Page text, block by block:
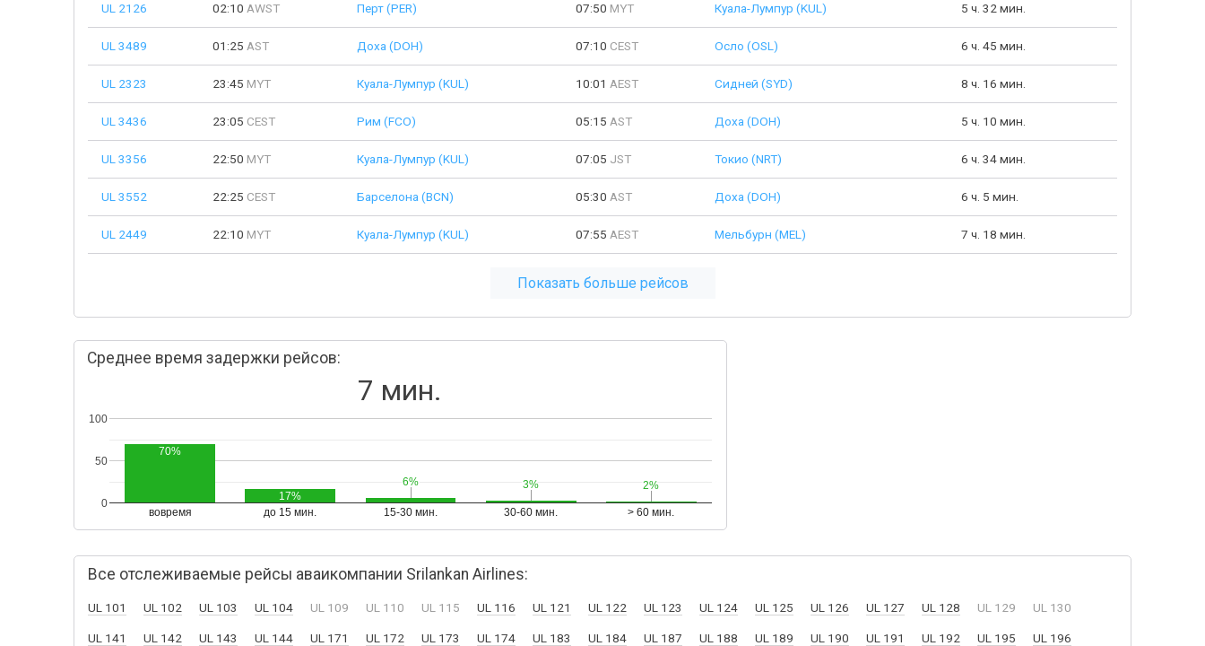
UL 2126 02:10 AWST Перт (PER) 07:50 MYT Куала-Лумпур (KUL) 5 ч. 32 мин.
UL 3489 01:25 AST Доха (DOH) 07:10 CEST Осло (OSL) 6 ч. 45 мин.
UL 2323 23:45 MYT Куала-Лумпур (KUL) 10:01 AEST Сидней (SYD) 8 ч. 16 мин.
UL 3436 23:05 CEST Рим (FCO) 05:15 AST Доха (DOH) 5 ч. 10 мин.
UL 3356 22:50 MYT Куала-Лумпур (KUL) 07:05 JST Токио (NRT) 6 ч. 34 мин.
UL 3552 22:25 CEST Барселона (BCN) 05:30 AST Доха (DOH) 6 ч. 5 мин.
UL 2449 22:10 MYT Куала-Лумпур (KUL) 07:55 AEST Мельбурн (MEL) 7 ч. 18 мин.
Показать больше рейсов
Среднее время задержки рейсов:
7 мин.
вовремя до 15 мин. 15-30 мин. 30-60 мин. > 60 мин.
0
50
100
70%
17%
6%
6% 3%
3% 2%
2%
Все отслеживаемые рейсы аваикомпании Srilankan Airlines:
UL 101 UL 102 UL 103 UL 104 UL 109 UL 110 UL 115 UL 116 UL 121 UL 122 UL 123 UL 124 UL 125 UL 126 UL 127 UL 128 UL 129 UL 130
UL 141 UL 142 UL 143 UL 144 UL 171 UL 172 UL 173 UL 174 UL 183 UL 184 UL 187 UL 188 UL 189 UL 190 UL 191 UL 192 UL 195 UL 196